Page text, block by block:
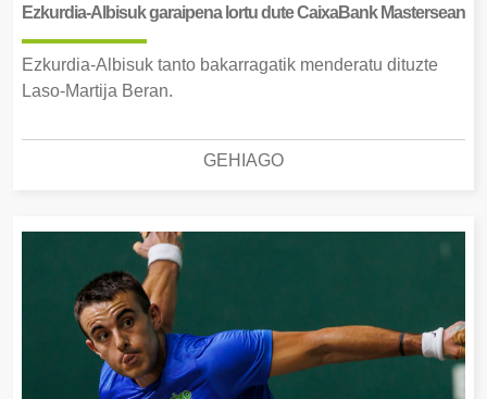
Ezkurdia-Albisuk garaipena lortu dute CaixaBank Mastersean
Ezkurdia-Albisuk tanto bakarragatik menderatu dituzte
Laso-Martija Beran.
GEHIAGO